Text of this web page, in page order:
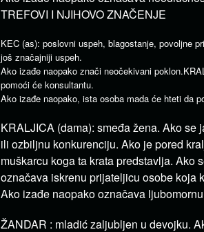
TREFOVI I NJIHOVO ZNAČENJE
KEC (as): poslovni uspeh, blagostanje, povoljne
još značajniji uspeh.
Ako izađe naopako znači neočekivani
pomoći će konsultantu.
Ako izađe naopako, ista osoba mada će hteti da
KRALJICA (dama): smeđa žena. Ako
ili ozbiljnu konkurenciju. Ako je pored
muškarcu koga ta krata predstavlja. Ako
označava iskrenu prijateljicu osobe koja
Ako izađe naopako označava
ŽANDAR : mladić zaljubljen u devojku.